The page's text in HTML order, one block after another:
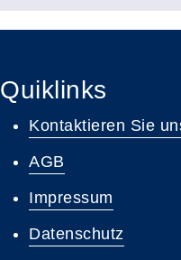
Quiklinks
Kontaktieren Sie
AGB
Impressum
Datenschutz